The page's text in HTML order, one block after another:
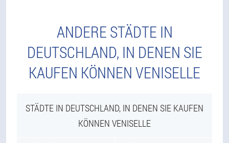
ANDERE STÄDTE IN
DEUTSCHLAND, IN DENEN SIE
KAUFEN KÖNNEN VENISELLE
STÄDTE IN DEUTSCHLAND, IN DENEN SIE KAUFEN
KÖNNEN VENISELLE